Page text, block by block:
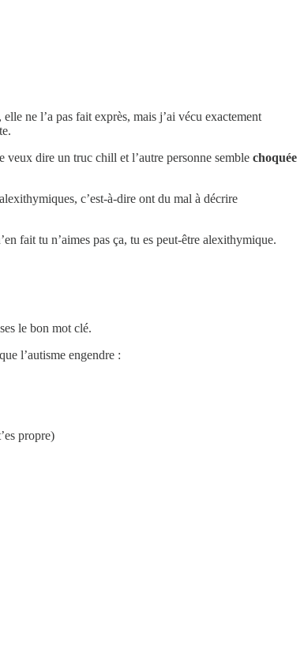
ne l’a pas fait exprès, mais j’ai vécu exactement
dire un truc chill et l’autre personne semble choquée
c’est-à-dire ont du mal à décrire
fait tu n’aimes pas ça, tu es peut-être alexithymique.
le bon mot clé.
l’autisme engendre :
propre)